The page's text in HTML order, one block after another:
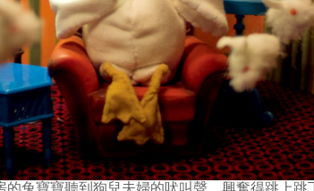
的兔寶寶聽到狗兒夫婦的吠叫聲，興奮得跳上跳